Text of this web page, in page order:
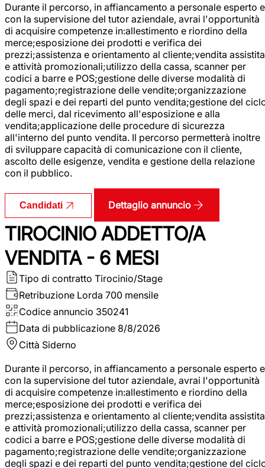
Durante il percorso, in affiancamento a personale esperto e
con la supervisione del tutor aziendale, avrai l'opportunità
di acquisire competenze in:allestimento e riordino della
merce;esposizione dei prodotti e verifica dei
prezzi;assistenza e orientamento al cliente;vendita assistita
e attività promozionali;utilizzo della cassa, scanner per
codici a barre e POS;gestione delle diverse modalità di
pagamento;registrazione delle vendite;organizzazione
degli spazi e dei reparti del punto vendita;gestione del
delle merci, dal ricevimento all'esposizione e alla
vendita;applicazione delle procedure di sicurezza
all'interno del punto vendita. Il percorso permetterà inoltre
di sviluppare capacità di comunicazione con il cliente,
ascolto delle esigenze, vendita e gestione della relazione
con il pubblico.
Candidati Dettaglio annuncio
TIROCINIO ADDETTO/A
VENDITA - 6 MESI
Tipo di contratto Tirocinio/Stage
Retribuzione Lorda 700 mensile
Codice annuncio 350241
Data di pubblicazione 8/8/2026
Città Siderno
Durante il percorso, in affiancamento a personale esperto e
con la supervisione del tutor aziendale, avrai l'opportunità
di acquisire competenze in:allestimento e riordino della
merce;esposizione dei prodotti e verifica dei
prezzi;assistenza e orientamento al cliente;vendita assistita
e attività promozionali;utilizzo della cassa, scanner per
codici a barre e POS;gestione delle diverse modalità di
pagamento;registrazione delle vendite;organizzazione
degli spazi e dei reparti del punto vendita;gestione del